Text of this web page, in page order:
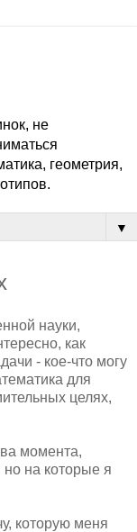
не
геометрия,
▼
науки,
как
- кое-что могу
для
целях,
момента,
но на которые я
которую меня